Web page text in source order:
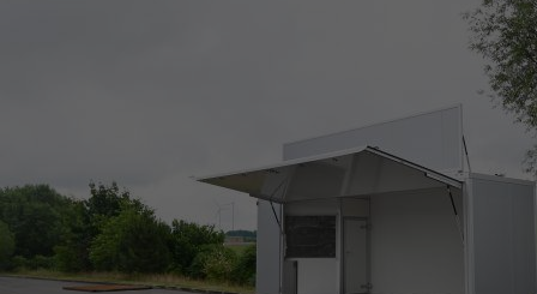
KOFFERANHÄNGER